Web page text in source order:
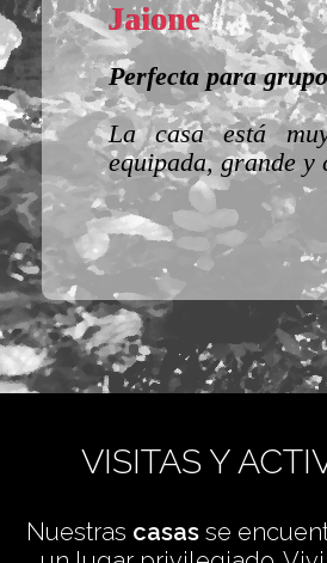
Jaione
Perfecta para
La casa está
equipada, grande y
VISITAS Y
Nuestras casas se